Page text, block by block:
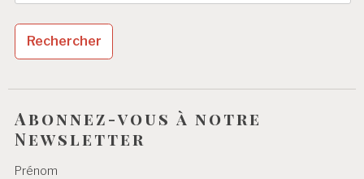
Abonnez-vous à notre
Newsletter
Prénom